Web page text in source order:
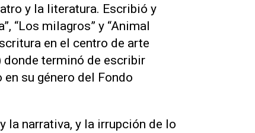
y la literatura. Escribió y
“Los milagros” y “Animal
en el centro de arte
donde terminó de escribir
su género del Fondo
la narrativa, y la irrupción de lo